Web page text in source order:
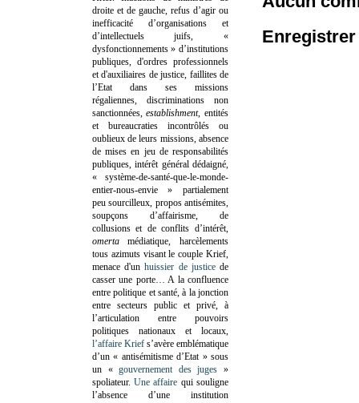
droite et de gauche, refus d’agir ou
inefficacité d’organisations et
d’intellectuels juifs, «
dysfonctionnements » d’institutions
publiques, d'ordres professionnels
et d'auxiliaires de justice, faillites de
l’Etat dans ses missions
régaliennes, discriminations non
sanctionnées,establishment, entités
et bureaucraties incontrôlés ou
oublieux de leurs missions, absence
de mises en jeu de responsabilités
publiques, intérêt général dédaigné,
« système-de-santé-que-le-monde-
entier-nous-envie » partialement
peu sourcilleux, propos antisémites,
soupçons d’affairisme, de
collusions et de conflits d’intérêt,
omertamédiatique, harcèlements
tous azimuts visant le couple Krief,
menace d'unhuissier de justicede
casser une porte… A la confluence
entre politique et santé, à la jonction
entre secteurs public et privé, à
l’articulation entre pouvoirs
politiques nationaux et locaux,
l’affaire Krief s’avère emblématique
d’un « antisémitisme d’Etat » sous
un «gouvernement des juges »
spoliateur.Une affaire qui souligne
l’absence d’une institution